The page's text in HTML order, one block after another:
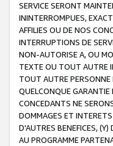
SERVICE SERONT
ININTERROMPUES,
AFFILIES OU DE NOS
INTERRUPTIONS DE
NON-AUTORISE A, OU
TEXTE OU TOUT AUTRE
TOUT AUTRE PERSONNE
QUELCONQUE GARANTIE
CONCEDANTS NE
DOMMAGES ET
D'AUTRES BENEFICES,
AU PROGRAMME